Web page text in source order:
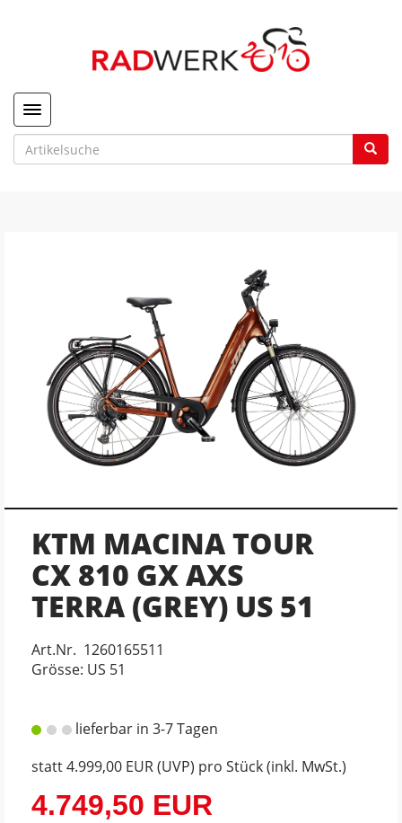
Toggle navigation
KTM MACINA TOUR
CX 810 GX AXS
TERRA (GREY) US 51
Art.Nr. 1260165511
Grösse: US 51
lieferbar in 3-7 Tagen
statt4.999,00 EUR(UVP) pro Stück (inkl. MwSt.)
4.749,50 EUR